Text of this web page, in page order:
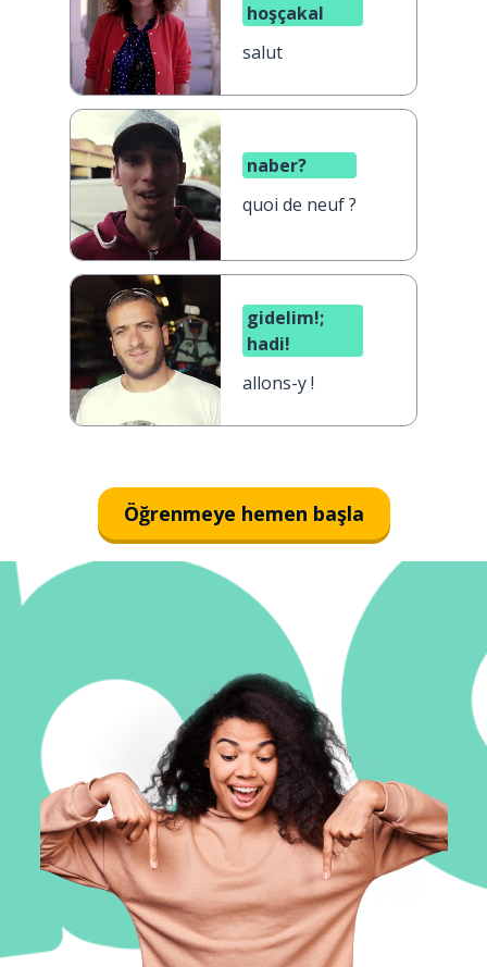
hoşçakal
salut
naber?
quoi de neuf ?
gidelim!;
hadi!
allons-y !
Öğrenmeye hemen başla